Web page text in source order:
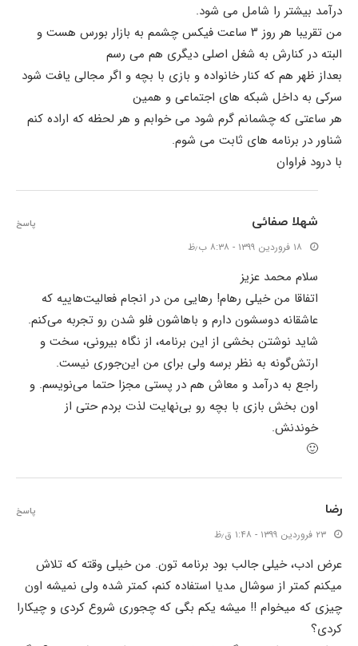
درآمد بیشتر را شامل می شود.
من تقریبا هر روز ۳ ساعت فیکس چشمم به بازار بورس هست و
البته در کنارش به شغل اصلی دیگری هم می رسم
بعداز ظهر هم که کنار خانواده و بازی با بچه و اگر مجالی یافت شود
سرکی به داخل شبکه های اجتماعی و همین
هر ساعتی که چشمانم گرم شود می خوابم و هر لحظه که اراده کنم
شناور در برنامه های ثابت می شوم.
با درود فراوان
شهلا صفائی
۱۸ فروردین ۱۳۹۹ - ۸:۳۸ ب٫ظ
سلام محمد عزیز
اتفاقا من خیلی رهام! رهایی من در انجام فعالیت‌هاییه که
عاشقانه دوسشون دارم و باهاشون فلو شدن رو تجربه می‌کنم.
شاید نوشتن بخشی از این برنامه، از نگاه بیرونی، سخت و
ارتش‌گونه به نظر برسه ولی برای من این‌جوری نیست.
راجع به درآمد و معاش هم در پستی مجزا حتما می‌نویسم. و
اون بخش بازی با بچه رو بی‌نهایت لذت بردم حتی از
خوندنش.
🙂
پاسخ
رضا
۲۳ فروردین ۱۳۹۹ - ۱:۴۸ ق٫ظ
عرض ادب، خیلی جالب بود برنامه تون. من خیلی وقته که تلاش
میکنم کمتر از سوشال مدیا استفاده کنم، کمتر شده ولی نمیشه اون
چیزی که میخوام !! میشه یکم بگی که چجوری شروع کردی و چیکارا
کردی؟
پاسخ